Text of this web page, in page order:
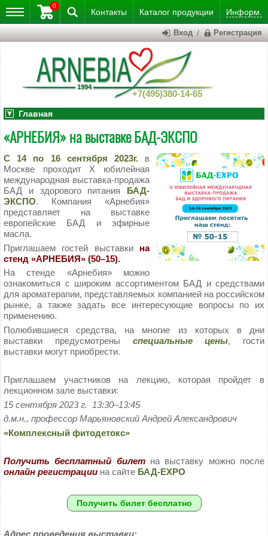
Контакты Каталог продукции Информ.
+7(495)380-14-65
0
Вход / Регистрация
Главная
«АРНЕБИЯ» на выставке БАД-ЭКСПО
С 14 по 16 сентября 2023г.в
Москве проходит Х юбилейная
международная выставка-продажа
БАД и здорового питания БАД-
ЭКСПО. Компания «Арнебия»
представляет на выставке
европейские БАД и эфирные
масла.
Приглашаем гостей выставки на
стенд «АРНЕБИЯ» (50–15).
На стенде «Арнебия» можно
ознакомиться с широким ассортиментом БАД и средствами
для ароматерапии, представляемых компанией на российском
рынке, а также задать все интересующие вопросы по их
применению.
Полюбившиеся средства, на многие из которых в дни
выставки предусмотрены специальные цены, гости
выставки могут приобрести.
Приглашаем участников на лекцию, которая пройдет в
лекционном зале выставки:
15 сентября 2023 г. 13:30–13:45
д.м.н., профессор Марьяновский Андрей Александрович
«Комплексный фитодетокс»
Получить бесплатный билет на выставку можно после
онлайн регистрации на сайте БАД-EXPO
Получить билет бесплатно